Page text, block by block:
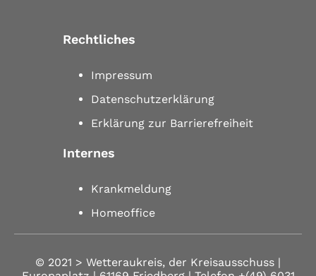
Rechtliches
Impressum
Datenschutzerklärung
Erklärung zur Barrierefreiheit
Internes
Krankmeldung
Homeoffice
© 2021 > Wetteraukreis, der Kreisausschuss |